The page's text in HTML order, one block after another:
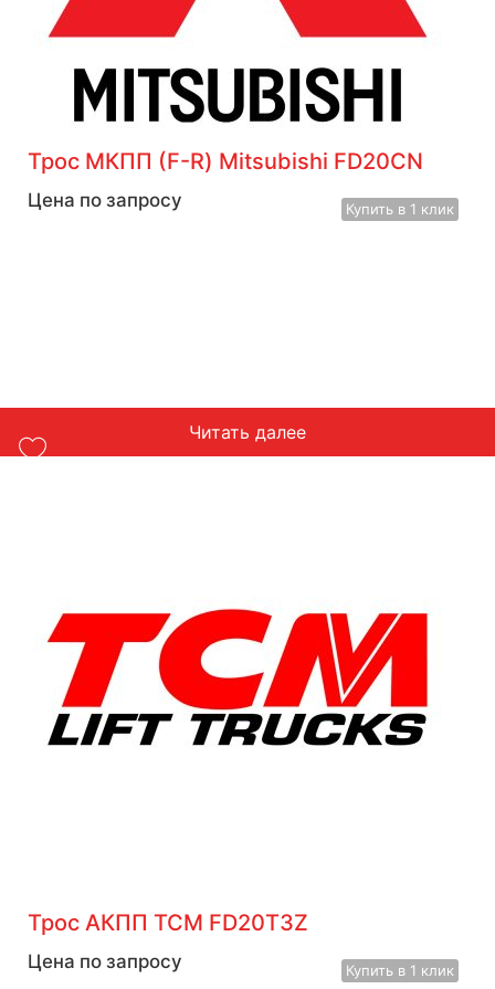
Трос МКПП (F-R) Mitsubishi FD20CN
Цена по запросу Купить в 1 клик
Читать далее
Трос АКПП TCM FD20T3Z
Цена по запросу Купить в 1 клик